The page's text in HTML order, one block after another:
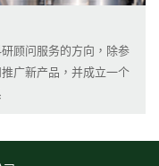
顾问服务的方向，除参
广新产品，并成立一个